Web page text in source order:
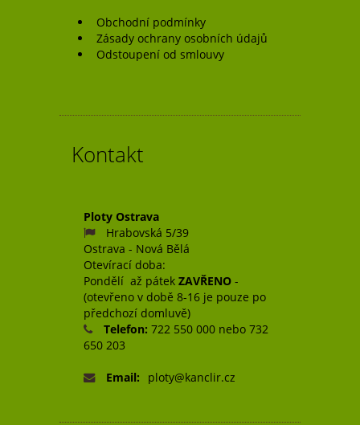
Obchodní podmínky
Zásady ochrany osobních údajů
Odstoupení od smlouvy
Kontakt
Ploty Ostrava
Hrabovská 5/39
Ostrava - Nová Bělá
Otevírací doba:
Pondělí až pátek ZAVŘENO -
(otevřeno v době 8-16 je pouze po
předchozí domluvě)
Telefon: 722 550 000 nebo 732
650 203
Email: ploty@kanclir.cz